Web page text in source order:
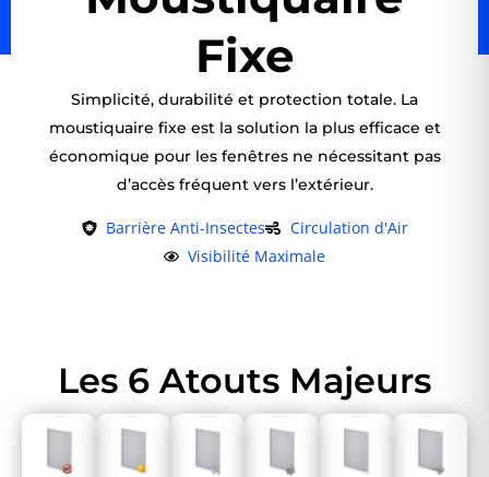
Fixe
Simplicité, durabilité et protection totale. La
moustiquaire fixe est la solution la plus efficace et
économique pour les fenêtres ne nécessitant pas
d’accès fréquent vers l’extérieur.
Barrière Anti-Insectes
Circulation d'Air
Visibilité Maximale
Les 6 Atouts Majeurs